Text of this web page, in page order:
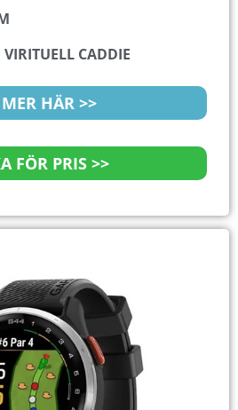
CADDIE
HÄR >>
FÖR PRIS >>